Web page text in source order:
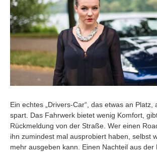
Ein echtes „Drivers-Car“, das etwas an Platz,
spart. Das Fahrwerk bietet wenig Komfort,
Rückmeldung von der Straße. Wer einen
ihn zumindest mal ausprobiert haben, selbst
mehr ausgeben kann. Einen Nachteil aus der